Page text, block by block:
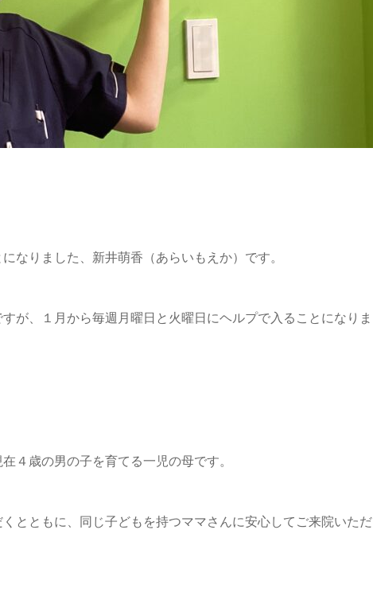
なりました、新井萌香（あらいもえか）です。
が、１月から毎週月曜日と火曜日にヘルプで入ることになりま
４歳の男の子を育てる一児の母です。
とともに、同じ子どもを持つママさんに安心してご来院いただ